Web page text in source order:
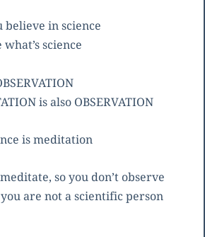
in science.
science!
is also OBSERVATION.
is meditation.
so you don’t observe
are not a scientific person!